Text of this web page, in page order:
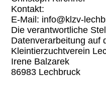
Kontakt:
E-Mail: info@klzv-
Die verantwortliche
Datenverarbeitung auf
Kleintierzuchtverein
Irene Balzarek
86983 Lechbruck